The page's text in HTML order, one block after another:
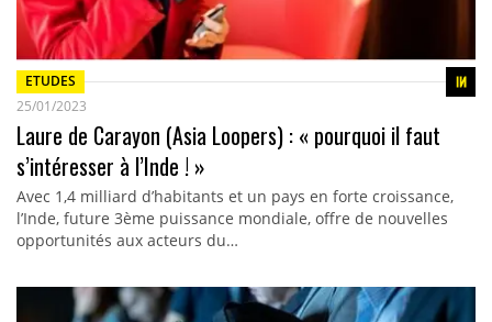
ETUDES
25/01/2023
Laure de Carayon (Asia Loopers) : « pourquoi il faut
s’intéresser à l’Inde ! »
Avec 1,4 milliard d’habitants et un pays en forte croissance,
l’Inde, future 3ème puissance mondiale, offre de nouvelles
opportunités aux acteurs du…